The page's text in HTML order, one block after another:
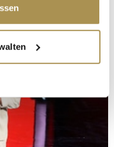
Lage
Meter genau sein
identifizieren
persönlichen Daten
Ihre Präferenzen im